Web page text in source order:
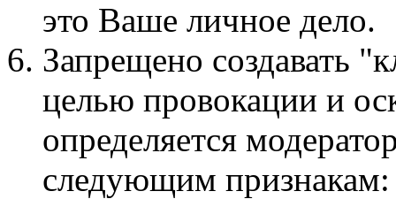
это Ваше личное дело.
Запрещено создавать
целью провокации и
определяется
следующим признакам: